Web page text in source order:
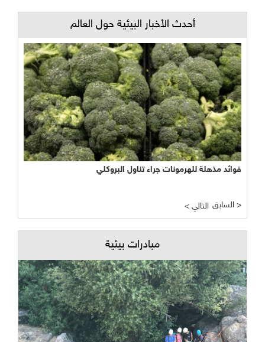
أحدث الأخبار البيئية حول العالم
فوائد مذهلة للهرمونات جراء تناول البروكلي
< التالي السابق >
مبادرات بيئية